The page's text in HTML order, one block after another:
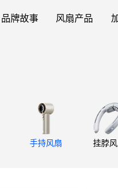
品牌故事 风扇产品
手持风扇 挂脖